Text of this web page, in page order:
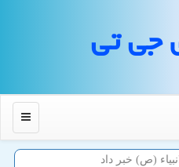
جی تی
منو
(ص) خبر داد